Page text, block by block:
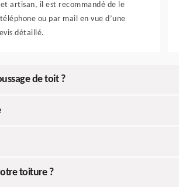
artisan, il est recommandé de le
ou par mail en vue d’une
détaillé.
de toit ?
toiture ?